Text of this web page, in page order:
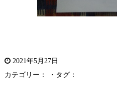
2021年5月27日
カテゴリー： ・タグ：